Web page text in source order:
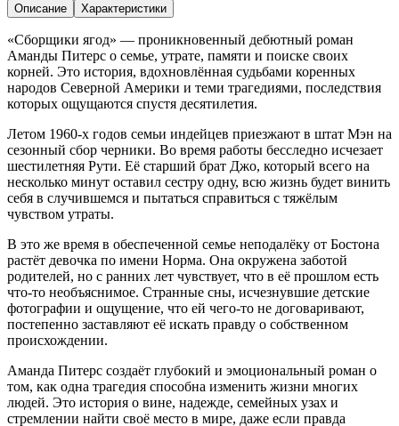
Описание Характеристики
«Сборщики ягод» — проникновенный дебютный роман
Аманды Питерс о семье, утрате, памяти и поиске своих
корней. Это история, вдохновлённая судьбами коренных
народов Северной Америки и теми трагедиями, последствия
которых ощущаются спустя десятилетия.
Летом 1960-х годов семьи индейцев приезжают в штат Мэн на
сезонный сбор черники. Во время работы бесследно исчезает
шестилетняя Рути. Её старший брат Джо, который всего на
несколько минут оставил сестру одну, всю жизнь будет винить
себя в случившемся и пытаться справиться с тяжёлым
чувством утраты.
В это же время в обеспеченной семье неподалёку от Бостона
растёт девочка по имени Норма. Она окружена заботой
родителей, но с ранних лет чувствует, что в её прошлом есть
что-то необъяснимое. Странные сны, исчезнувшие детские
фотографии и ощущение, что ей чего-то не договаривают,
постепенно заставляют её искать правду о собственном
происхождении.
Аманда Питерс создаёт глубокий и эмоциональный роман о
том, как одна трагедия способна изменить жизни многих
людей. Это история о вине, надежде, семейных узах и
стремлении найти своё место в мире, даже если правда